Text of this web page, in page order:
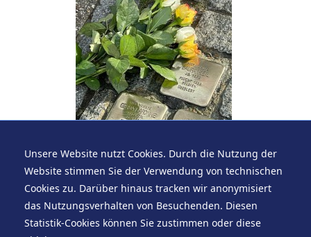
Stand vom 10. November 2022, um 21:22 Uhr.
Unsere Website nutzt Cookies. Durch die Nutzung der
Website stimmen Sie der Verwendung von technischen
Cookies zu. Darüber hinaus tracken wir anonymisiert
das Nutzungsverhalten von Besuchenden. Diesen
Statistik-Cookies können Sie zustimmen oder diese